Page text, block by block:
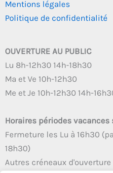
Mentions légales
Politique de confidentialité
OUVERTURE AU PUBLIC
Lu 8h-12h30 14h-18h30
Ma et Ve 10h-12h30
Me et Je 10h-12h30 14h-
Horaires périodes vacances
Fermeture les Lu à 16h30
18h30)
Autres créneaux